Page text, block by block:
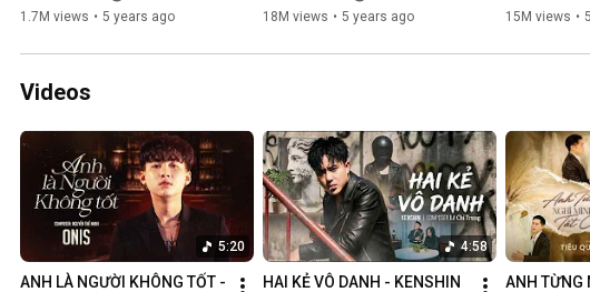
Webdrama Yang Hồ 2021
1.7M views • 5 years ago
Webdrama Yang Hồ 2021
18M views • 5 years ago
Webdrama
15M views •
Videos
5:20
ANH LÀ NGƯỜI KHÔNG TỐT -
4:58
HAI KẺ VÔ DANH - KENSHIN
ANH TỪNG